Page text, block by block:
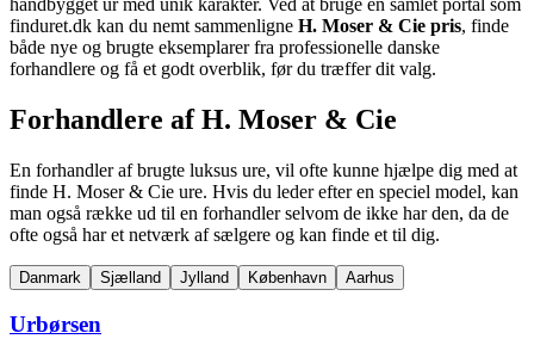
finduret.dk kan du nemt sammenligne H. Moser & Cie pris, finde
både nye og brugte eksemplarer fra professionelle danske
forhandlere og få et godt overblik, før du træffer dit valg.
Forhandlere af H. Moser & Cie
En forhandler af brugte luksus ure, vil ofte kunne hjælpe dig med at
finde H. Moser & Cie ure. Hvis du leder efter en speciel model, kan
man også række ud til en forhandler selvom de ikke har den, da de
ofte også har et netværk af sælgere og kan finde et til dig.
Danmark Sjælland Jylland København Aarhus
Urbørsen